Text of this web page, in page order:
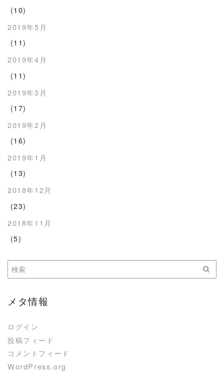
(10)
2019年5月
(11)
2019年4月
(11)
2019年3月
(17)
2019年2月
(16)
2019年1月
(13)
2018年12月
(23)
2018年11月
(5)
メタ情報
ログイン
投稿フィード
コメントフィード
WordPress.org